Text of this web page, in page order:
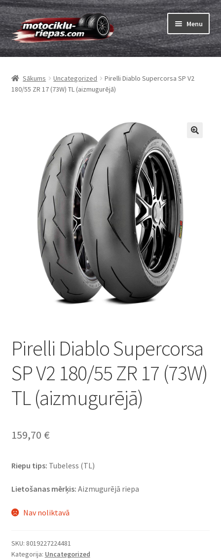
Skip
to
navigation
Skip
to
content
Menu
Riepas
Expand
menu
Kameras
Expand
Expand
Kontakti
Sākums Uncategorized
Pirelli Diablo Supercorsa SP V2
180/55 ZR 17 (73W) TL (aizmugurējā)
Pirelli Diablo Supercorsa
SP V2 180/55 ZR 17 (73W)
TL (aizmugurējā)
159,70 €
Riepu tips: Tubeless (TL)
Lietošanas mērķis: Aizmugurējā riepa
Nav noliktavā
SKU: 8019227224481
Kategorija: Uncategorized